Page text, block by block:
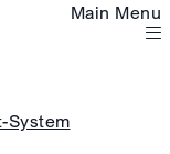
Main Menu
System